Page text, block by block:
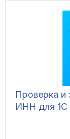
Проверка и
ИНН для